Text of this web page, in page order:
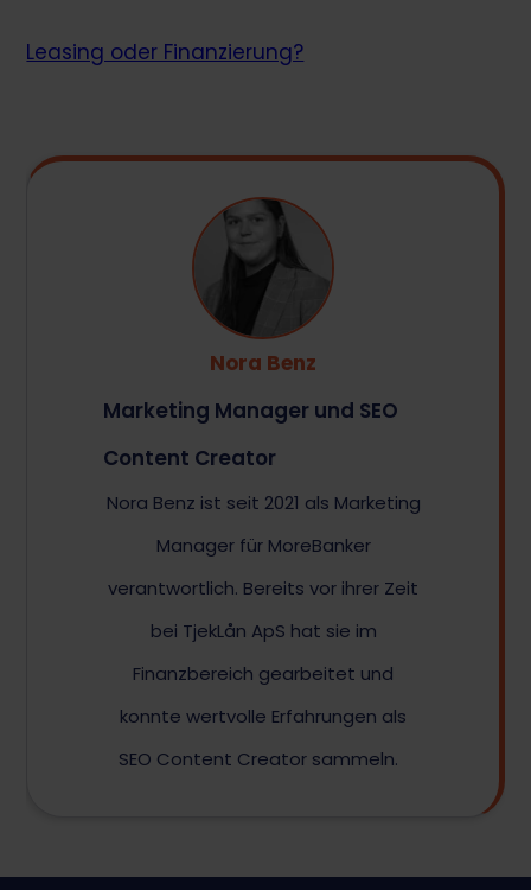
Leasing oder Finanzierung?
Nora Benz
Marketing Manager und SEO
Content Creator
Nora Benz ist seit 2021 als Marketing
Manager für MoreBanker
verantwortlich. Bereits vor ihrer Zeit
bei TjekLån ApS hat sie im
Finanzbereich gearbeitet und
konnte wertvolle Erfahrungen als
SEO Content Creator sammeln.